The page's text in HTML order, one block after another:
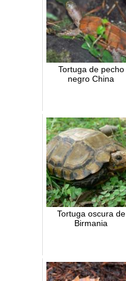
Tortuga de pecho
negro China
Tortuga oscura de
Birmania